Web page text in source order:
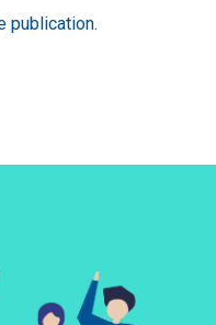
publication.